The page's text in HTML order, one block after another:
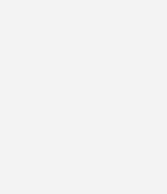
fertigt dort jährlich mehr als
fand der erste Spatenstich für den
Klima-Technik in
wurde erforderlich, da die
der stetig zunehmenden